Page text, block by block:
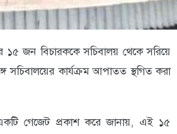
১৫ জন বিচারককে সচিবালয় থেকে সরিয়ে
সচিবালয়ের কার্যক্রম আপাতত স্থগিত করা
গেজেট প্রকাশ করে জানায়, এই ১৫